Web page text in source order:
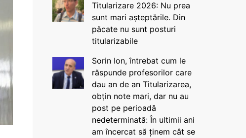
Titularizare 2026: Nu prea
sunt mari așteptările. Din
păcate nu sunt posturi
titularizabile
Sorin Ion, întrebat cum le
răspunde profesorilor care
dau an de an Titularizarea,
obțin note mari, dar nu au
post pe perioadă
nedeterminată: În ultimii ani
am încercat să ținem cât se